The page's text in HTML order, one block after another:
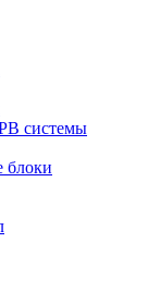
системы
блоки